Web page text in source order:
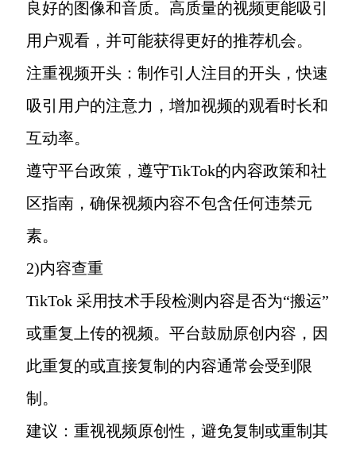
良好的图像和音质。高质量的视频更能吸引
用户观看，并可能获得更好的推荐机会。
注重视频开头：制作引人注目的开头，快速
吸引用户的注意力，增加视频的观看时长和
互动率。
遵守平台政策，遵守TikTok的内容政策和社
区指南，确保视频内容不包含任何违禁元
素。
2)内容查重
TikTok 采用技术手段检测内容是否为“搬运”
或重复上传的视频。平台鼓励原创内容，因
此重复的或直接复制的内容通常会受到限
制。
建议：重视视频原创性，避免复制或重制其